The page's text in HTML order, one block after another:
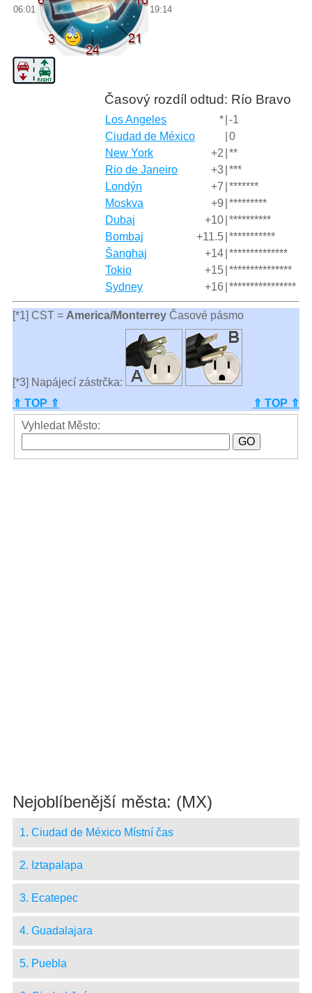
06:01 19:14
Časový rozdíl odtud: Río Bravo
Los Angeles * -1
Ciudad de México
0
New York
+2 **
Rio de Janeiro
+3 ***
Londýn
+7 *******
Moskva
+9 *********
Dubaj
+10 **********
Bombaj
+11.5 ***********
Šanghaj
+14 **************
Tokio
+15 ***************
Sydney
+16 ****************
[*1] CST = America/MonterreyČasové pásmo
[*3] Napájecí zástrčka:
⇑ TOP ⇑
⇑ TOP ⇑
Vyhledat Město:
Nejoblíbenější města: (MX)
1. Ciudad de México Místní čas
2. Iztapalapa
3. Ecatepec
4. Guadalajara
5. Puebla